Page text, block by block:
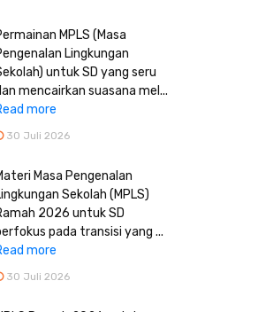
MPLS (Masa
Lingkungan
untuk SD yang seru
mencairkan suasana mel...
more
30 Juli 2026
Masa Pengenalan
Sekolah (MPLS)
2026 untuk SD
pada transisi yang ...
more
30 Juli 2026